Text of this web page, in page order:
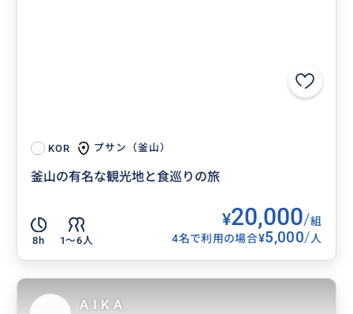
KOR プサン（釜山）
釜山の有名な観光地と食巡りの旅
8h 1〜6人
¥20,000/組
4名で利用の場合¥5,000/人
A I K A